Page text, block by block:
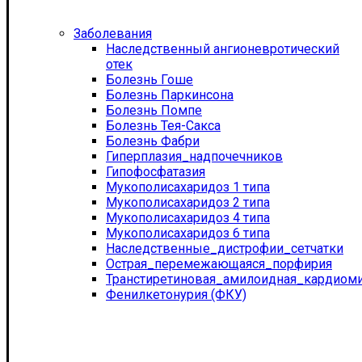
Заболевания
Наследственный ангионевротический
отек
Болезнь Гоше
Болезнь Паркинсона
Болезнь Помпе
Болезнь Тея-Сакса
Болезнь Фабри
Гиперплазия_надпочечников
Гипофосфатазия
Мукополисахаридоз 1 типа
Мукополисахаридоз 2 типа
Мукополисахаридоз 4 типа
Мукополисахаридоз 6 типа
Наследственные_дистрофии_сетчатки
Острая_перемежающаяся_порфирия
Фенилкетонурия (ФКУ)